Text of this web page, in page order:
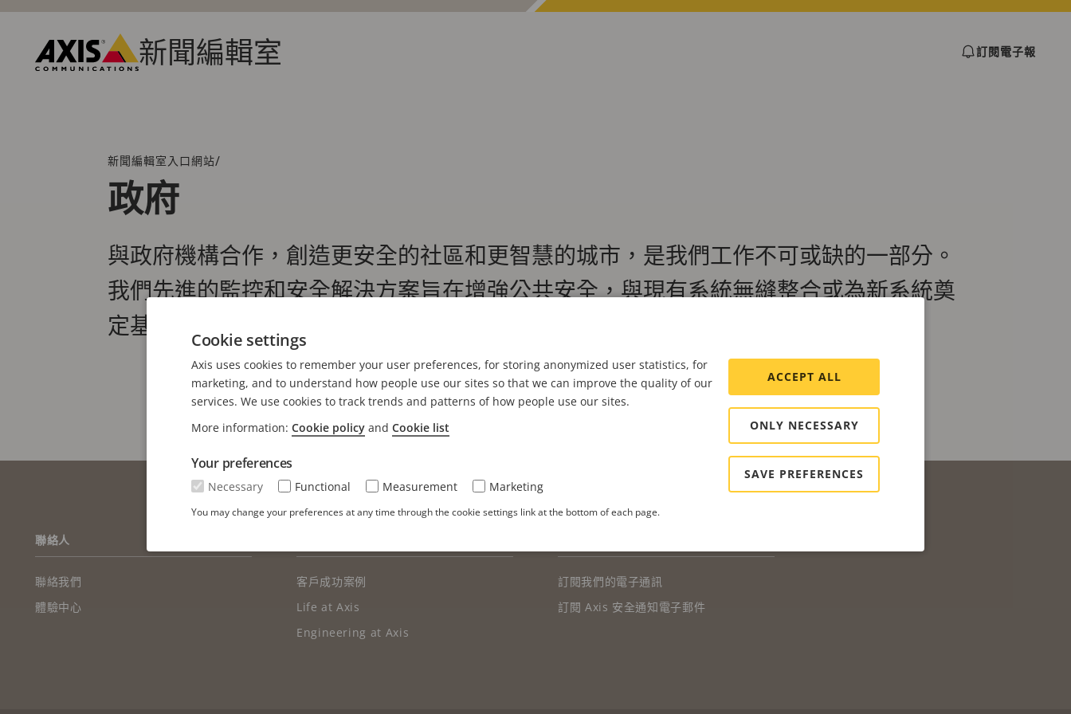
跳
新聞編輯室 訂閱電子報
階
層
新聞編輯室入口網站/
政府
與政府機構合作，創造更安全的社區和更智慧的城市，是我們工作不可或缺的一部分。
我們先進的監控和安全解決方案旨在增強公共安全，與現有系統無縫整合或為新系統奠
定基礎。
FOOTER
聯絡人
聯絡我們
體驗中心
客戶成功案例
Life at Axis
Engineering at Axis
訂閱我們的電子通訊
訂閱 Axis 安全通知電子郵件
Cookie settings
Axis uses cookies to remember your user preferences, for storing anonymized user statistics, for
marketing, and to understand how people use our sites so that we can improve the quality of our
services. We use cookies to track trends and patterns of how people use our sites.
More information: Cookie policy and Cookie list
Your preferences
Necessary Functional Measurement Marketing
You may change your preferences at any time through the cookie settings link at the bottom of each page.
ACCEPT ALL
ONLY NECESSARY
SAVE PREFERENCES